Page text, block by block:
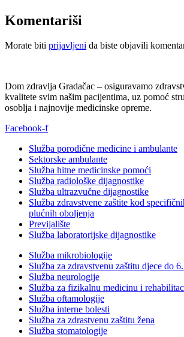
Komentariši
Morate biti prijavljeni da biste objavili
Dom zdravlja Gradačac – osiguravamo
kvalitete svim našim pacijentima, uz pomoć
osoblja i najnovije medicinske opreme.
Facebook-f
Služba porodične medicine i ambulante
Sektorske ambulante
Služba hitne medicinske pomoći
Služba radiološke dijagnostike
Služba ultrazvučne dijagnostike
Služba zdravstvene zaštite kod
plućnih oboljenja
Previjalište
Služba laboratorijske dijagnostike
Služba mikrobiologije
Služba za zdravstvenu zaštitu djece do
Služba neurologije
Služba za fizikalnu medicinu i
Služba oftamologije
Služba interne bolesti
Služba za zdrastvenu zaštitu žena
Služba stomatologije